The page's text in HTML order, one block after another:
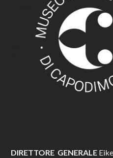
DIRETTORE GENERALE